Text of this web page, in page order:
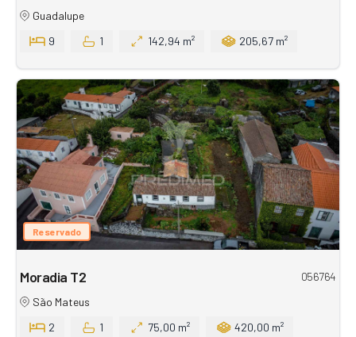
Guadalupe
9
1 142,94 m² 205,67 m²
Reservado
Moradia T2
056764
São Mateus
2
1 75,00 m² 420,00 m²